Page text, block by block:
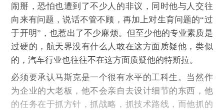
闹掰，恐怕也遭到了不少人的非议，同时他与人交往
向来有问题，说话不管不顾，再加上对生育问题的“过
于开明”，也惹出了不少麻烦。但至少他的专业素质是
过硬的，航天界没有什么人敢在这方面质疑他，类似
的，汽车行业也往往不在这方面质疑他的特斯拉。
必须要承认马斯克是一个很有水平的工科生。当然作
为企业的大老板，他不会亲自去设计细节的东西，他
的任务在于抓方针，抓战略，抓技术路线，而他抓的